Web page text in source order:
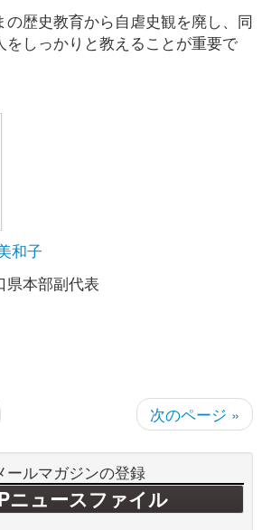
の歴史教育から自虐史観を廃し、同
をしっかりと教えることが重要で
和子
県本部副代表
次のページ »
ールマガジンの登録
ニュースファイル